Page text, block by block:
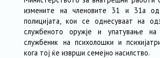
измените на членовите 31 и 31а
полицијата, кои се однесуваат на
службеното оружје и упатување на
службеник на психолошки и
кога тој ќе изврши семејно насилство.